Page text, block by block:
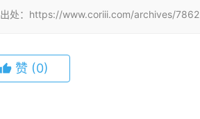
出处：https://www.coriii.com/archives/7862
赞 (0)